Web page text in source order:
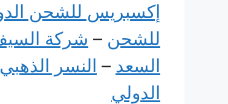
إكسبريس للشحن
للشحن – شركة
السعد – النسر الذهبي
الدولي